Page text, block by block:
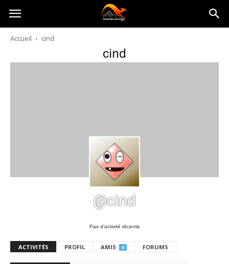
Australia-
australie.com
Accueil cind
cind
@cind
Pas d’activité récente
ACTIVITÉS PROFIL AMIS 0 FORUMS